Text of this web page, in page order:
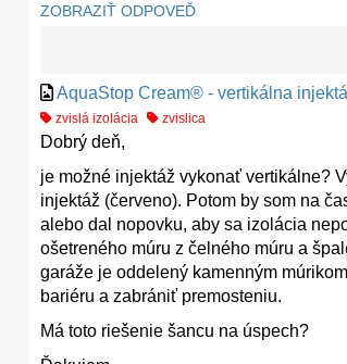
ZOBRAZIŤ ODPOVEĎ
AquaStop Cream® - vertikálna
zvislá izolácia zvislica
Dobrý deň,
je možné injektáž vykonať vertikálne?
injektáž (červeno). Potom by som na
alebo dal nopovku, aby sa izolácia
ošetreného múru z čelného múru a
garáže je oddelený kamenným
bariéru a zabrániť premosteniu.
Má toto riešenie šancu na úspech?